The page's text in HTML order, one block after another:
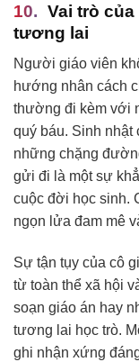
Vai trò
tương lai
Người giáo viên
hướng nhân cách
thường đi kèm với
quý báu. Sinh nhật
những chặng
gửi đi là một sự
cuộc đời học sinh.
ngọn lửa đam mê
Sự tận tụy của cô
từ toàn thể xã hội
soạn giáo án hay
tương lai học trò.
ghi nhận xứng